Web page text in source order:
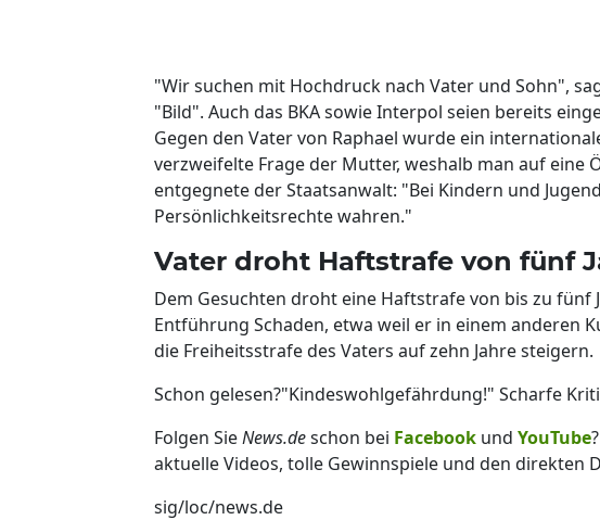
"Wir suchen mit Hochdruck nach Vater und Sohn",
"Bild". Auch das BKA sowie Interpol seien bereits
Gegen den Vater von Raphael wurde ein
verzweifelte Frage der Mutter, weshalb man auf
entgegnete der Staatsanwalt: "Bei Kindern und
Persönlichkeitsrechte wahren."
Vater droht Haftstrafe von fünf
Dem Gesuchten droht eine Haftstrafe von bis zu fünf
Entführung Schaden, etwa weil er in einem anderen
die Freiheitsstrafe des Vaters auf zehn Jahre steigern.
Schon gelesen?"Kindeswohlgefährdung!" Scharfe
Folgen SieNews.deschon bei Facebook und YouTube
aktuelle Videos, tolle Gewinnspiele und den direkten
sig/loc/news.de